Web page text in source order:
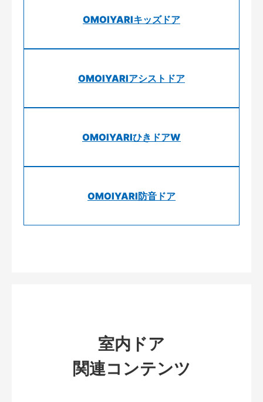
OMOIYARIキッズドア
OMOIYARIアシストドア
OMOIYARIひきドアW
OMOIYARI防音ドア
室内ドア
関連コンテンツ